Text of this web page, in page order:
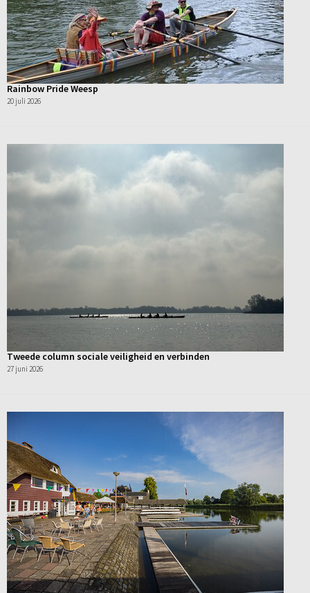
Rainbow Pride Weesp
20 juli 2026
Tweede column sociale veiligheid en verbinden
27 juni 2026